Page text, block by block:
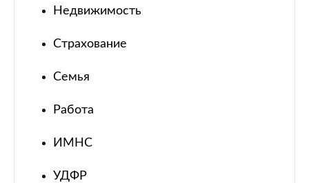
Недвижимость
Страхование
Семья
Работа
ИМНС
УДФР